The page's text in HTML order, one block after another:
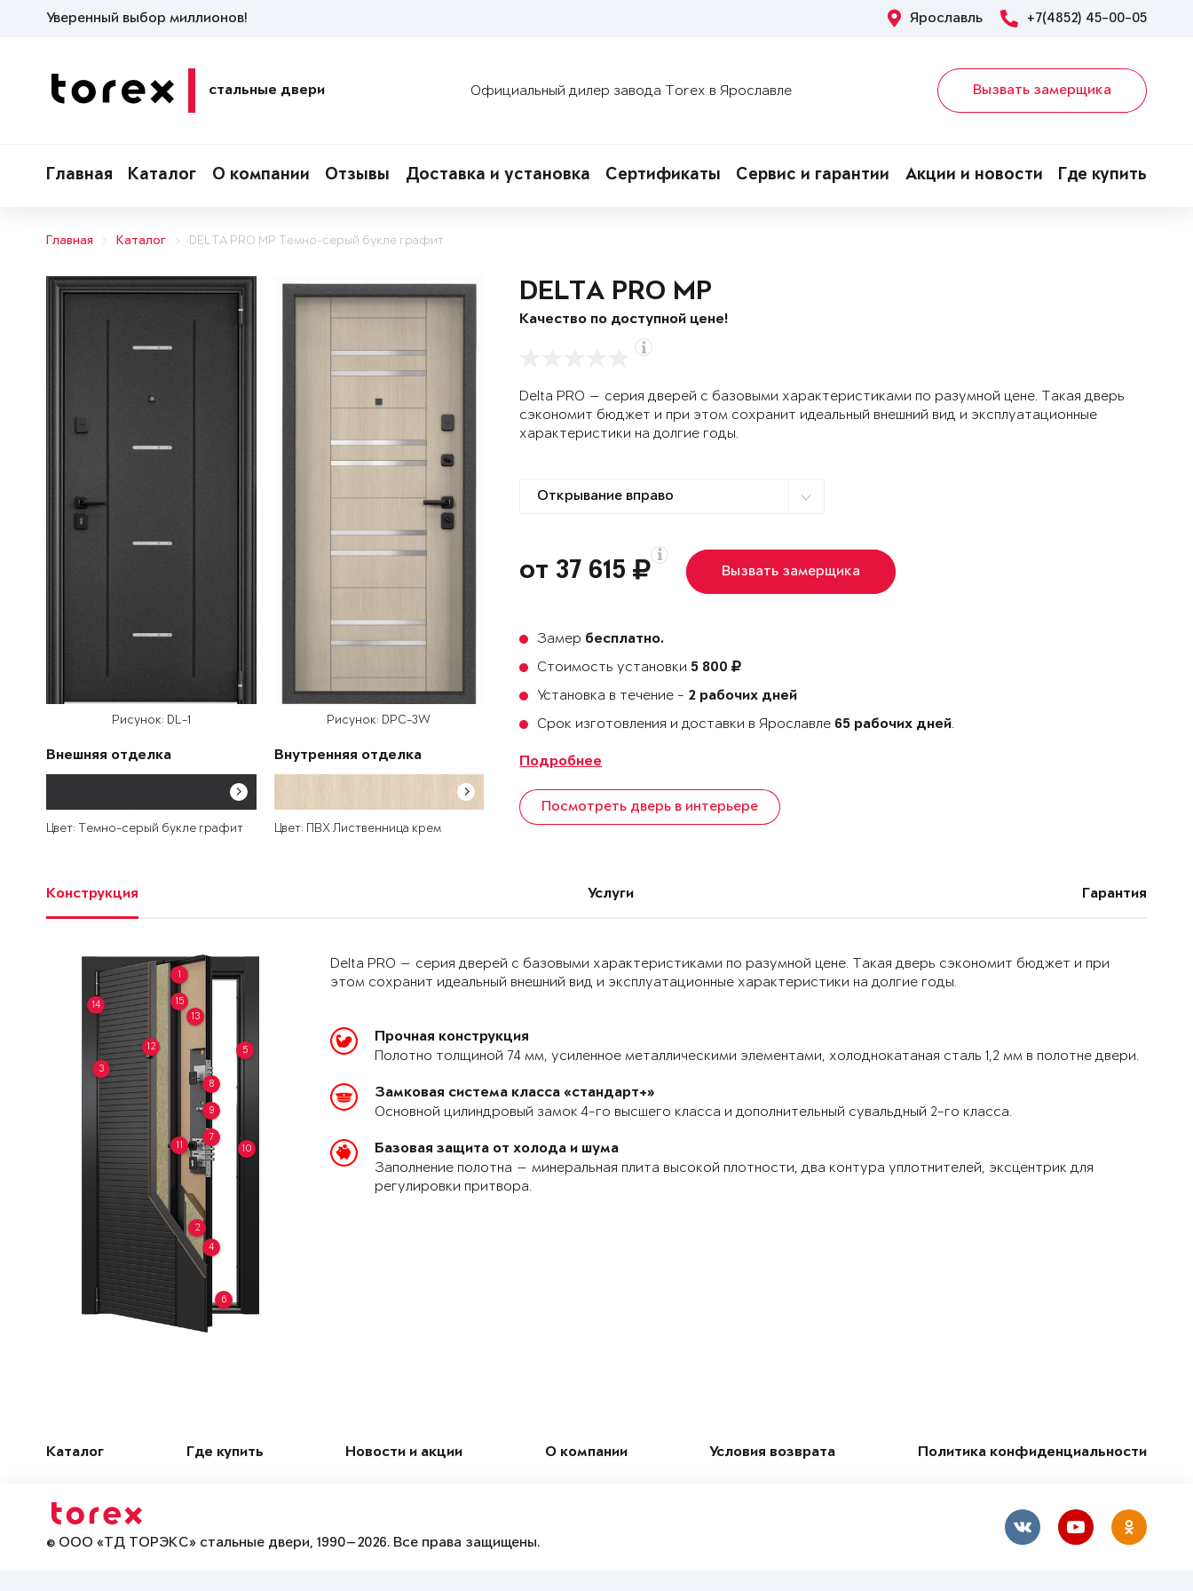
Уверенный выбор миллионов! Ярославль +7(4852) 45-00-05
стальные двери Официальный дилер завода Torex в Ярославле Вызвать замерщика
Главная Каталог О компании Отзывы Доставка и установка Сертификаты Сервис и гарантии Акции и новости Где купить
Главная Каталог DELTA PRO MP Темно-серый букле графит
Рисунок: DL-1
Внешняя отделка
Цвет: Темно-серый букле графит
Рисунок: DPC-3W
Внутренняя отделка
Цвет: ПВХ Лиственница крем
DELTA PRO MP
Качество по доступной цене!
Delta PRO — серия дверей с базовыми характеристиками по разумной цене. Такая дверь
сэкономит бюджет и при этом сохранит идеальный внешний вид и эксплуатационные
характеристики на долгие годы.
от 37 615 Вызвать замерщика
Замер бесплатно.
Стоимость установки 5 800
Установка в течение - 2 рабочих дней
Срок изготовления и доставки в Ярославле 65 рабочих дней.
Подробнее
Посмотреть дверь в интерьере
Конструкция Услуги Гарантия
1
2
3
4
5
6
7
8
9
10
11
12
13
14 15
Delta PRO — серия дверей с базовыми характеристиками по разумной цене. Такая дверь сэкономит бюджет и при
этом сохранит идеальный внешний вид и эксплуатационные характеристики на долгие годы.
Прочная конструкция
Полотно толщиной 74 мм, усиленное металлическими элементами, холоднокатаная сталь 1,2 мм в полотне двери.
Замковая система класса «стандарт+»
Основной цилиндровый замок 4-го высшего класса и дополнительный сувальдный 2-го класса.
Базовая защита от холода и шума
Заполнение полотна — минеральная плита высокой плотности, два контура уплотнителей, эксцентрик для
регулировки притвора.
Каталог Где купить Новости и акции О компании Условия возврата Политика конфиденциальности
© ООО «ТД ТОРЭКС» стальные двери, 1990—2026. Все права защищены.